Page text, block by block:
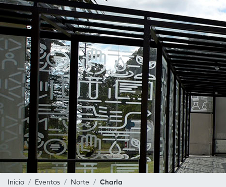
Inicio Eventos Norte Charla